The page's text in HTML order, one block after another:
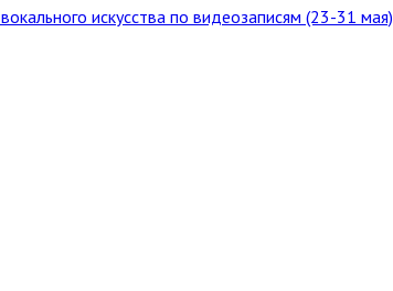
искусства по видеозаписям (23-31 мая)